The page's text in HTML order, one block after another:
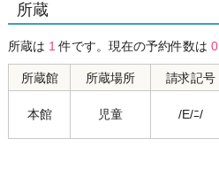
所蔵
所蔵は 1 件です。現在の予約件数は 0
所蔵館 所蔵場所 請求記号
本館 児童 /E/ﾆ/